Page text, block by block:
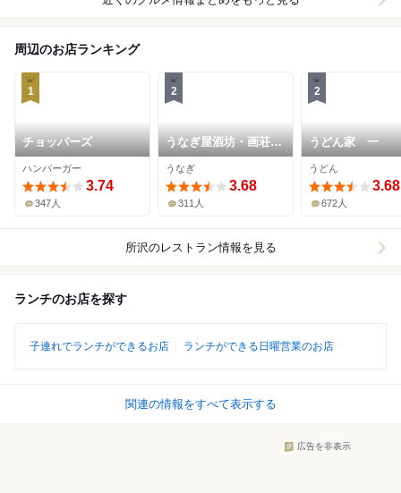
周辺のお店ランキング
1
チョッパーズ
ハンバーガー
3.74
347人
2
うなぎ屋酒坊・画荘
越後屋
うなぎ
3.68
311人
2
うどん家 一
うどん
3.68
672人
所沢のレストラン情報を見る
ランチのお店を探す
子連れでランチができるお店 ランチができる日曜営業のお店
関連の情報をすべて表示する
広告を非表示